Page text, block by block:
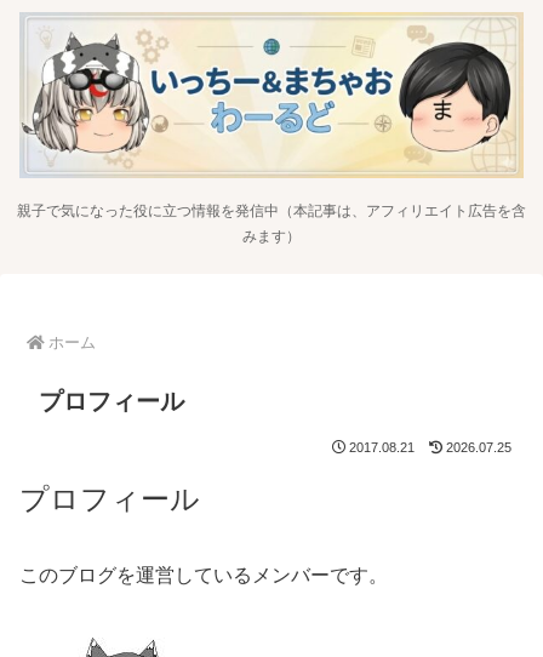
親子で気になった役に立つ情報を発信中（本記事は、アフィリエイト広告を含
みます）
ホーム
プロフィール
2017.08.21 2026.07.25
プロフィール
このブログを運営しているメンバーです。